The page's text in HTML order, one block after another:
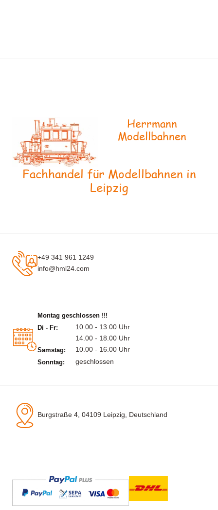
Herrmann
Modellbahnen
Fachhandel für Modellbahnen in
Leipzig
+49 341 961 1249
info@hml24.com
Montag geschlossen !!!
Di - Fr:
10.00 - 13.00 Uhr
14.00 - 18.00 Uhr
Samstag: 10.00 - 16.00 Uhr
Sonntag: geschlossen
Burgstraße 4, 04109 Leipzig, Deutschland